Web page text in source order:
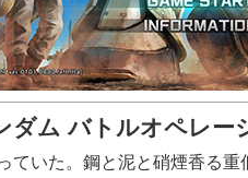
ダム バトルオペレー
ていた。鋼と泥と硝煙香る重